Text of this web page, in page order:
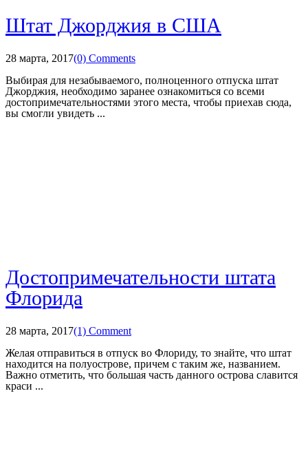
Штат Джорджия в США
28 марта, 2017(0) Comments
Выбирая для незабываемого, полноценного отпуска штат
Джорджия, необходимо заранее ознакомиться со всеми
достопримечательностями этого места, чтобы приехав сюда,
вы смогли увидеть ...
Достопримечательности штата
Флорида
28 марта, 2017(1) Comment
Желая отправиться в отпуск во Флориду, то знайте, что штат
находится на полуострове, причем с таким же, названием.
Важно отметить, что большая часть данного острова славится
краси ...